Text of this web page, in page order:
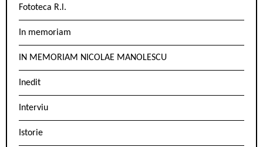
Fototeca R.l.
In memoriam
IN MEMORIAM NICOLAE MANOLESCU
Inedit
Interviu
Istorie